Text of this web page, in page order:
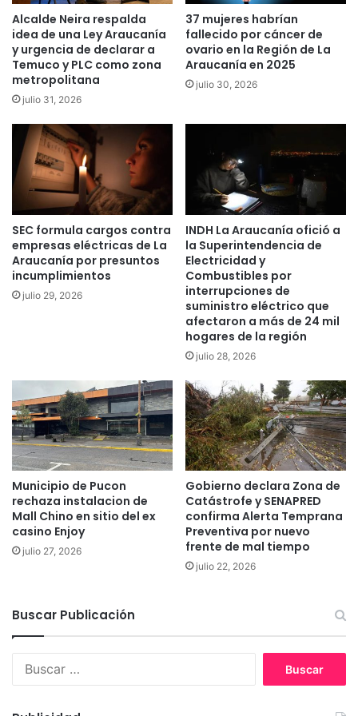
s
e
n
e
l
m
s
l
l
u
v
i
d
e
l
a
ñ
o
e
n
T
e
m
n
a
e
l
B
a
o
a
y
s
i
g
u
a
n
d
o
c
o
n
e
t
í
o
d
e
s
Alcalde Neira respalda
idea de una Ley Araucanía
y urgencia de declarar a
Temuco y PLC como zona
metropolitana
julio 31, 2026
37 mujeres habrían
fallecido por cáncer de
ovario en la Región de La
Araucanía en 2025
julio 30, 2026
SEC formula cargos contra
empresas eléctricas de La
Araucanía por presuntos
incumplimientos
julio 29, 2026
INDH La Araucanía ofició a
la Superintendencia de
Electricidad y
Combustibles por
interrupciones de
suministro eléctrico que
afectaron a más de 24 mil
hogares de la región
julio 28, 2026
Municipio de Pucon
rechaza instalacion de
Mall Chino en sitio del ex
casino Enjoy
julio 27, 2026
Gobierno declara Zona de
Catástrofe y SENAPRED
confirma Alerta Temprana
Preventiva por nuevo
frente de mal tiempo
julio 22, 2026
Buscar Publicación